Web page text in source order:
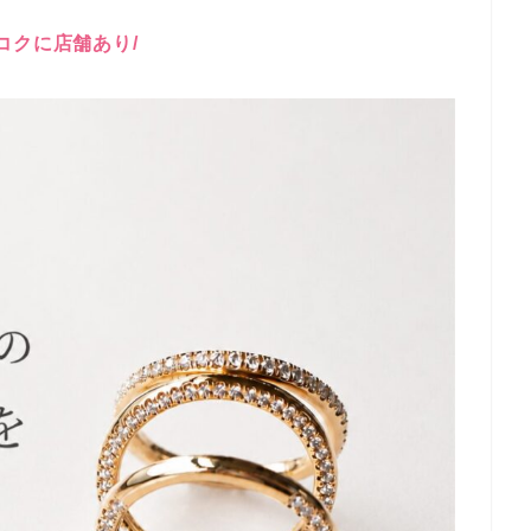
クに店舗あり/